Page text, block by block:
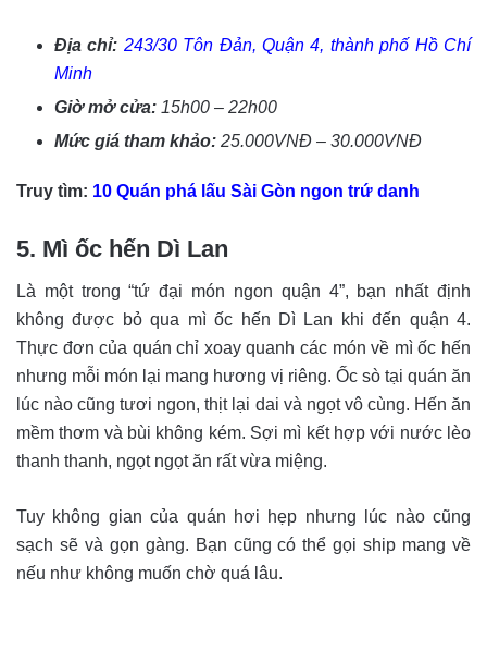
Địa chỉ: 243/30 Tôn Đản, Quận 4, thành phố Hồ Chí
Minh
Giờ mở cửa: 15h00 – 22h00
Mức giá tham khảo: 25.000VNĐ – 30.000VNĐ
Truy tìm: 10 Quán phá lấu Sài Gòn ngon trứ danh
5. Mì ốc hến Dì Lan
Là một trong “tứ đại món ngon quận 4”, bạn nhất định
không được bỏ qua mì ốc hến Dì Lan khi đến quận 4.
Thực đơn của quán chỉ xoay quanh các món về mì ốc hến
nhưng mỗi món lại mang hương vị riêng. Ốc sò tại quán ăn
lúc nào cũng tươi ngon, thịt lại dai và ngọt vô cùng. Hến ăn
mềm thơm và bùi không kém. Sợi mì kết hợp với nước lèo
thanh thanh, ngọt ngọt ăn rất vừa miệng.
Tuy không gian của quán hơi hẹp nhưng lúc nào cũng
sạch sẽ và gọn gàng. Bạn cũng có thể gọi ship mang về
nếu như không muốn chờ quá lâu.